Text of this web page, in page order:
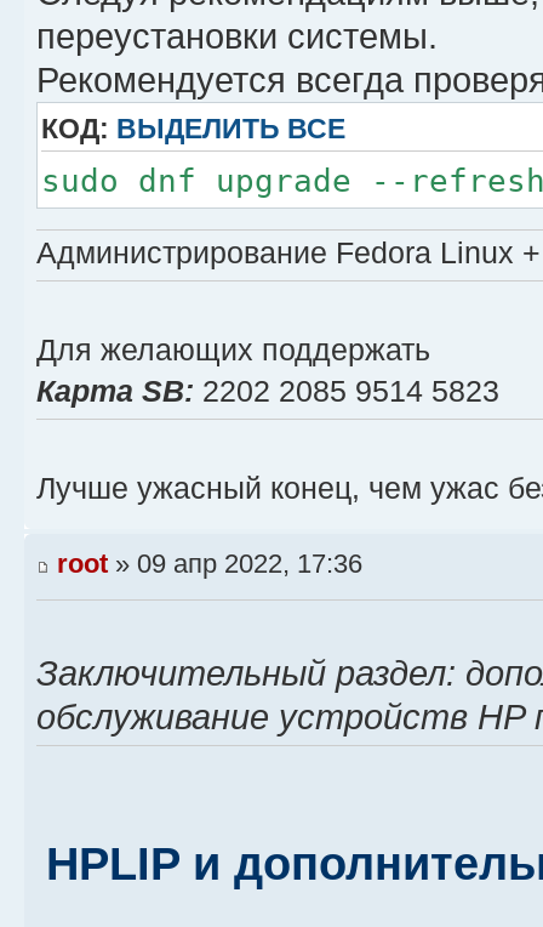
переустановки системы.
Рекомендуется всегда
КОД: ВЫДЕЛИТЬ ВСЕ
sudo dnf upgrade --
Администрирование Fedora Linux
Для желающих поддержать
Карта SB: 2202 2085 9514 5823
Лучше ужасный конец, чем ужас
root » 09 апр 2022, 17:36
Заключительный раздел:
обслуживание устройств HP
HPLIP и